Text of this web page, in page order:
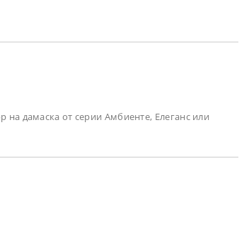
дамаска от серии Амбиенте, Елеганс или